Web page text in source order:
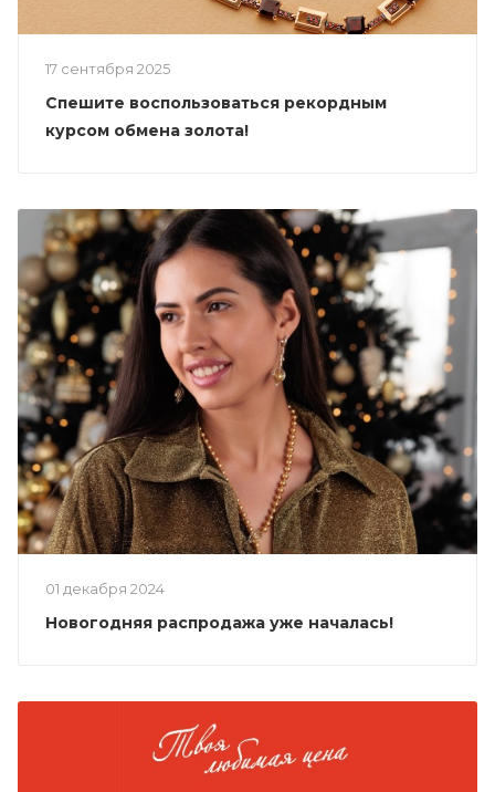
17 сентября 2025
Спешите воспользоваться рекордным
курсом обмена золота!
01 декабря 2024
Новогодняя распродажа уже началась!